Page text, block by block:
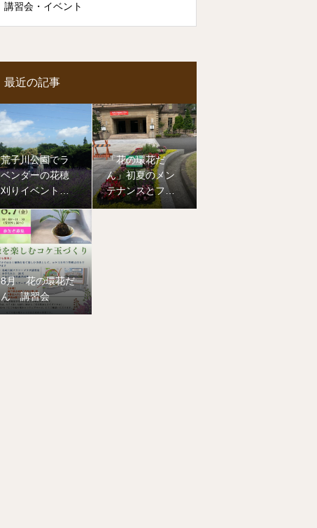
講習会・イベント
最近の記事
荒子川公園でラ
ベンダーの花穂
刈りイベントを
開催しました
「花の環花だ
ん」初夏のメン
テナンスとフラ
ワーアレンジメ
8月 花の環花だ
ん 講習会